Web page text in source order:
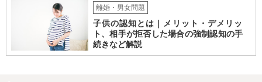
離婚・男女問題
子供の認知とは｜メリット・デメリッ
ト、相手が拒否した場合の強制認知の手
続きなど解説